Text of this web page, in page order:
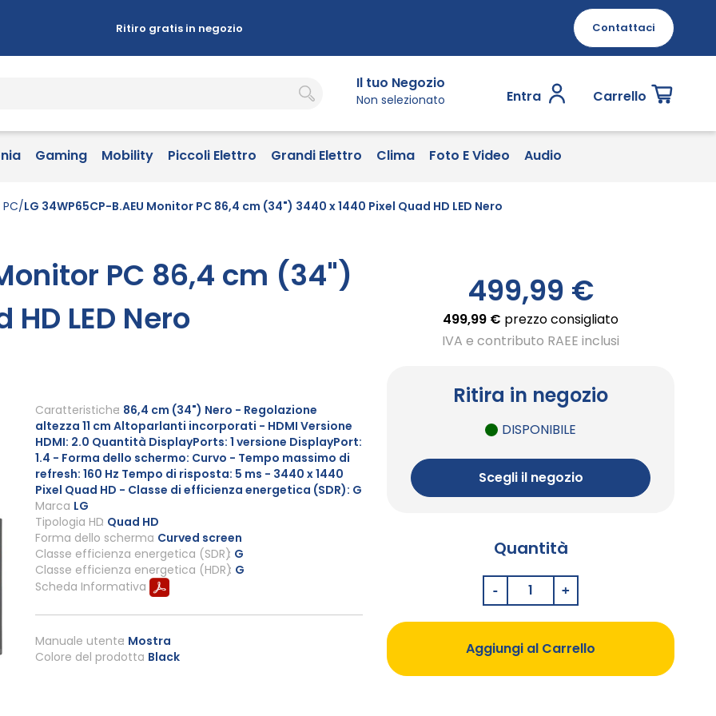
Ritiro gratis in negozio Contattaci
Il tuo Negozio
Non selezionato Entra Carrello
Gaming Mobility Piccoli Elettro Grandi Elettro Clima Foto E Video Audio
LG 34WP65CP-B.AEU Monitor PC 86,4 cm (34") 3440 x 1440 Pixel Quad HD LED Nero
PC 86,4 cm (34")
LED Nero
499,99 €
499,99 € prezzo consigliato
IVA e contributo RAEE inclusi
Ritira in negozio
DISPONIBILE
Scegli il negozio
Quantità
Aggiungi al Carrello
Marca LG
Manuale utente Mostra
Caratteristiche 86,4 cm (34") Nero - Regolazione
altezza 11 cm Altoparlanti incorporati - HDMI Versione
HDMI: 2.0 Quantità DisplayPorts: 1 versione DisplayPort:
1.4 - Forma dello schermo: Curvo - Tempo massimo di
refresh: 160 Hz Tempo di risposta: 5 ms - 3440 x 1440
Pixel Quad HD - Classe di efficienza energetica (SDR): G
Colore del prodotto Black
Tipologia HD Quad HD
Forma dello schermo Curved screen
Scheda Informativa
Classe efficienza energetica (SDR) G
Classe efficienza energetica (HDR) G